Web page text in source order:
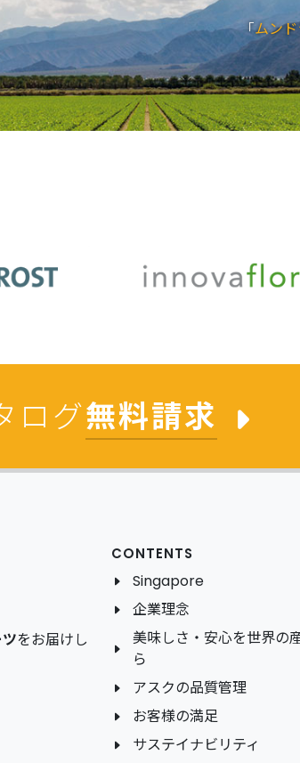
「ムン
ログ無料請求
をお届けし
CONTENTS
Singapore
企業理念
美味しさ・安心を世界の
ら
アスクの品質管理
お客様の満足
サステイナビリティ